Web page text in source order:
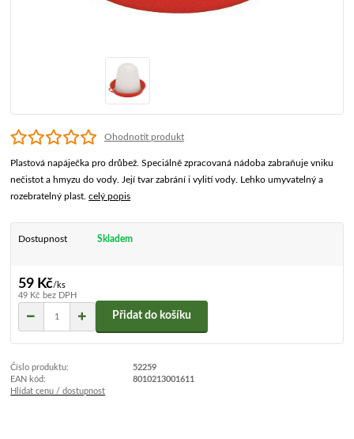
Ohodnotit produkt
Plastová napáječka pro drůbež. Speciálně zpracovaná nádoba zabraňuje vniku
nečistot a hmyzu do vody. Její tvar zabrání i vylití vody. Lehko umyvatelný a
rozebratelný plast.celý popis
Dostupnost Skladem
59 Kč/ks
49 Kč bez DPH
Přidat do košíku
Číslo produktu:
52259
EAN kód:
8010213001611
Hlídat cenu / dostupnost